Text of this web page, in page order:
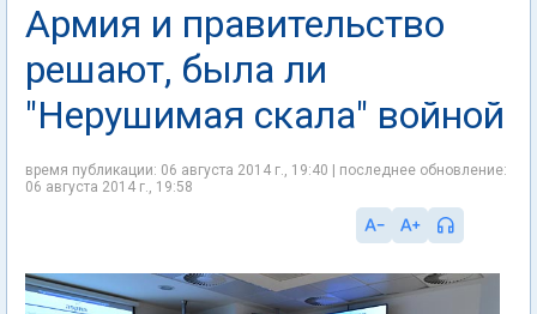
Армия и правительство
решают, была ли
"Нерушимая скала" войной
время публикации: 06 августа 2014 г., 19:40 | последнее обновление:
06 августа 2014 г., 19:58